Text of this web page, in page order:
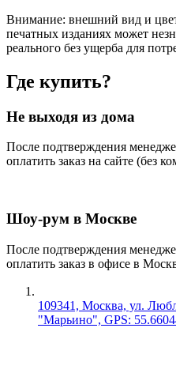
Внимание: внешний вид и
печатных изданиях может
реального без ущерба для
Где купить?
Не выходя из дома
После подтверждения
оплатить заказ на сайте (без
Шоу-рум в Москве
После подтверждения
оплатить заказ в офисе в
109341, Москва, ул.
"Марьино", GPS: